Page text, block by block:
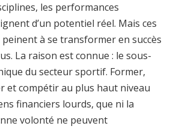
les performances
d’un potentiel réel. Mais ces
à se transformer en succès
La raison est connue : le sous-
du secteur sportif. Former,
et compétir au plus haut niveau
financiers lourds, que ni la
volonté ne peuvent